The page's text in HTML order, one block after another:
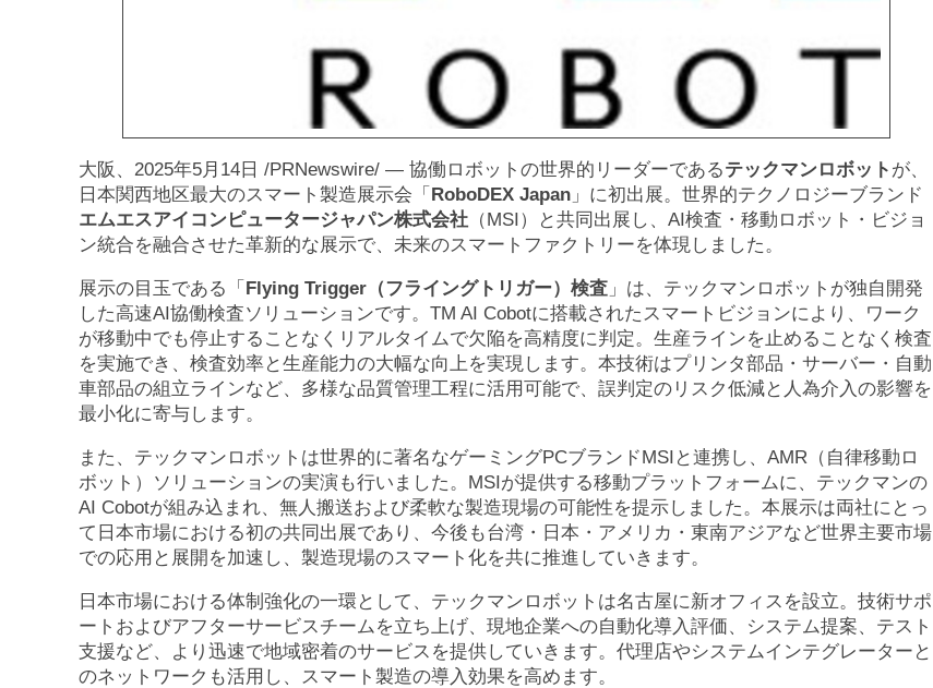
大阪、2025年5月14日 /PRNewswire/ — 協働ロボットの世界的リーダーであるテックマンロボット が、
日本関西地区最大のスマート製造展示会「 RoboDEX Japan 」に初出展。世界的テクノロジーブランド
エムエスアイコンピュータージャパン株式会社 （MSI）と共同出展し、AI検査・移動ロボット・ビジョ
ン統合を融合させた革新的な展示で、未来のスマートファクトリーを体現しました。
展示の目玉である「 Flying Trigger（フライングトリガー）検査 」は、テックマンロボットが独自開発
した高速AI協働検査ソリューションです。TM AI Cobotに搭載されたスマートビジョンにより、ワーク
が移動中でも停止することなくリアルタイムで欠陥を高精度に判定。生産ラインを止めることなく検査
を実施でき、検査効率と生産能力の大幅な向上を実現します。本技術はプリンタ部品・サーバー・自動
車部品の組立ラインなど、多様な品質管理工程に活用可能で、誤判定のリスク低減と人為介入の影響を
最小化に寄与します。
また、テックマンロボットは世界的に著名なゲーミングPCブランドMSIと連携し、AMR（自律移動ロ
ボット）ソリューションの実演も行いました。MSIが提供する移動プラットフォームに、テックマンの
AI Cobotが組み込まれ、無人搬送および柔軟な製造現場の可能性を提示しました。本展示は両社にとっ
て日本市場における初の共同出展であり、今後も台湾・日本・アメリカ・東南アジアなど世界主要市場
での応用と展開を加速し、製造現場のスマート化を共に推進していきます。
日本市場における体制強化の一環として、テックマンロボットは名古屋に新オフィスを設立。技術サポ
ートおよびアフターサービスチームを立ち上げ、現地企業への自動化導入評価、システム提案、テスト
支援など、より迅速で地域密着のサービスを提供していきます。代理店やシステムインテグレーターと
のネットワークも活用し、スマート製造の導入効果を高めます。